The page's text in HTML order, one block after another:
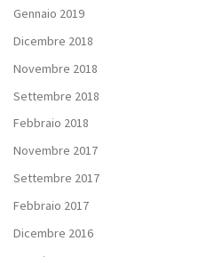
Gennaio 2019
Dicembre 2018
Novembre 2018
Settembre 2018
Febbraio 2018
Novembre 2017
Settembre 2017
Febbraio 2017
Dicembre 2016